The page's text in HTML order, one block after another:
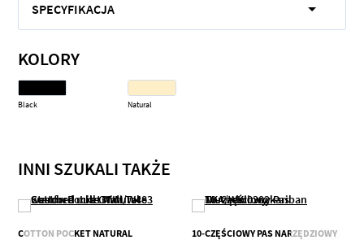
SPECYFIKACJA
KOLORY
Black Natural
INNI SZUKALI TAKŻE
COTTON POCKET NATURAL
10-CZĘŚCIOWY PAS NARZĘDZIOWY